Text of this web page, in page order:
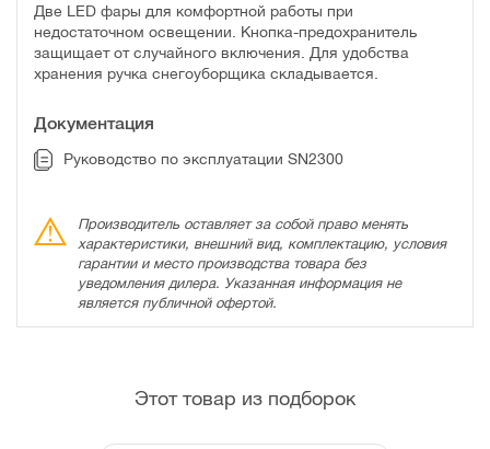
Две LED фары для комфортной работы при
недостаточном освещении. Кнопка-предохранитель
защищает от случайного включения. Для удобства
хранения ручка снегоуборщика складывается.
Документация
Руководство по эксплуатации SN2300
Производитель оставляет за собой право менять
характеристики, внешний вид, комплектацию, условия
гарантии и место производства товара без
уведомления дилера. Указанная информация не
является публичной офертой.
Этот товар из подборок